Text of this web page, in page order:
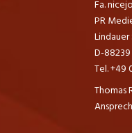
Fa.
PR
Lindauer
D-
Tel. +49
Thomas